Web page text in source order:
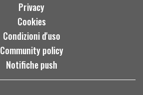
Privacy
Cookies
Condizioni d'uso
Community policy
Notifiche push